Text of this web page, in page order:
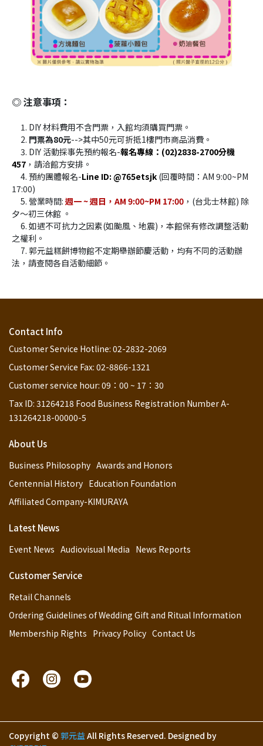
◎ 注意事項：
1. DIY 材料費用不含門票，入館均須購買門票。
2. 門票為80元-->其中50元可折抵1樓門市商品消費。
3. DIY 活動採事先預約報名-報名專線：(02)2838-2700分機
457 ，請洽館方安排。
4. 預約團體報名-Line ID: @765etsjk (回覆時間：AM 9:00~PM
17:00)
5. 營業時間: 週一 ~ 週日，AM 9:00~PM 17:00 ，(台北士林館) 除
夕～初三休館 。
6. 如遇不可抗力之因素(如颱風、地震)，本館保有修改調整活動
之權利。
7. 郭元益糕餅博物館不定期舉辦節慶活動，均有不同的活動辦
法，請查閱各自活動細節。
Contact Info
Customer Service Hotline: 02-2832-2069
Customer Service Fax: 02-8866-1321
Customer service hour: 09：00 ~ 17：30
Tax ID: 31264218 Food Business Registration Number A-
131264218-00000-5
About Us
Business Philosophy Awards and Honors
Centennial History Education Foundation
Affiliated Company-KIMURAYA
Latest News
Event News Audiovisual Media News Reports
Customer Service
Retail Channels
Ordering Guidelines of Wedding Gift and Ritual Information
Membership Rights Privacy Policy Contact Us
Copyright © 郭元益All Rights Reserved. Designed by